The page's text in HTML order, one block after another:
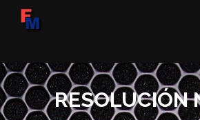
RESOLUCIÓN